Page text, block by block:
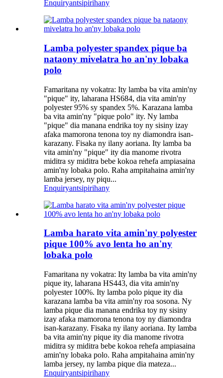
Enquiryantsipirihany
Lamba polyester spandex pique ba
nataony mivelatra ho an'ny lobaka
polo
Famaritana ny vokatra: Ity lamba ba vita amin'ny
"pique" ity, laharana HS684, dia vita amin'ny
polyester 95% sy spandex 5%. Karazana lamba
ba vita amin'ny "pique polo" ity. Ny lamba
"pique" dia manana endrika toy ny sisiny izay
afaka mamorona tenona toy ny diamondra isan-
karazany. Fisaka ny ilany aoriana. Ity lamba ba
vita amin'ny "pique" ity dia manome rivotra
miditra sy miditra bebe kokoa rehefa ampiasaina
amin'ny lobaka polo. Raha ampitahaina amin'ny
lamba jersey, ny piqu...
Enquiryantsipirihany
Lamba harato vita amin'ny polyester
pique 100% avo lenta ho an'ny
lobaka polo
Famaritana ny vokatra: Ity lamba ba vita amin'ny
pique ity, laharana HS443, dia vita amin'ny
polyester 100%. Ity lamba polo pique ity dia
karazana lamba ba vita amin'ny roa sosona. Ny
lamba pique dia manana endrika toy ny sisiny
izay afaka mamorona tenona toy ny diamondra
isan-karazany. Fisaka ny ilany aoriana. Ity lamba
ba vita amin'ny pique ity dia manome rivotra
miditra sy miditra bebe kokoa rehefa ampiasaina
amin'ny lobaka polo. Raha ampitahaina amin'ny
lamba jersey, ny lamba pique dia mateza...
Enquiryantsipirihany